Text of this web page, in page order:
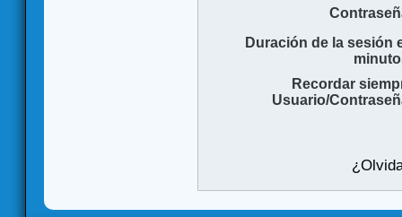
Duración de la sesión
Recordar
Usuario/